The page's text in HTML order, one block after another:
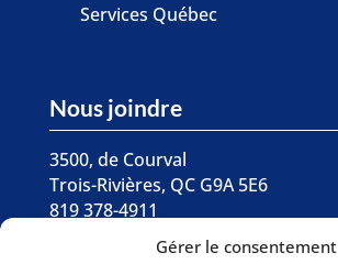
Gérer le consentement
Services Québec
Nous joindre
3500, de Courval
Trois-Rivières, QC G9A 5E6
819 378-4911